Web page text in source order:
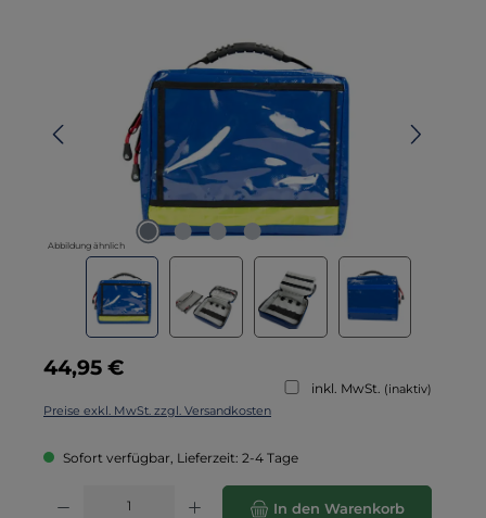
Abbildung ähnlich
Regulärer Preis:
44,95 €
inkl. MwSt. (inaktiv)
Preise exkl. MwSt. zzgl. Versandkosten
Sofort verfügbar, Lieferzeit: 2-4 Tage
Produkt Anzahl: Gib den gewünschten Wert ein oder benutze die
In den Warenkorb